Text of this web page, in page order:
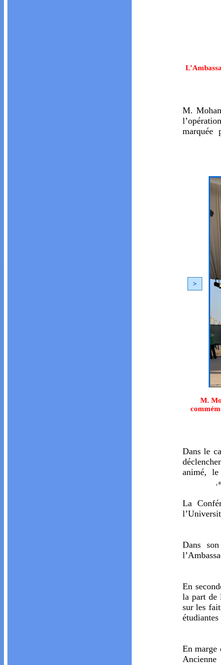
M.
marquée
<
M.
Dans le
animé, le
La
Dans
En
la part de
sur les
En marge